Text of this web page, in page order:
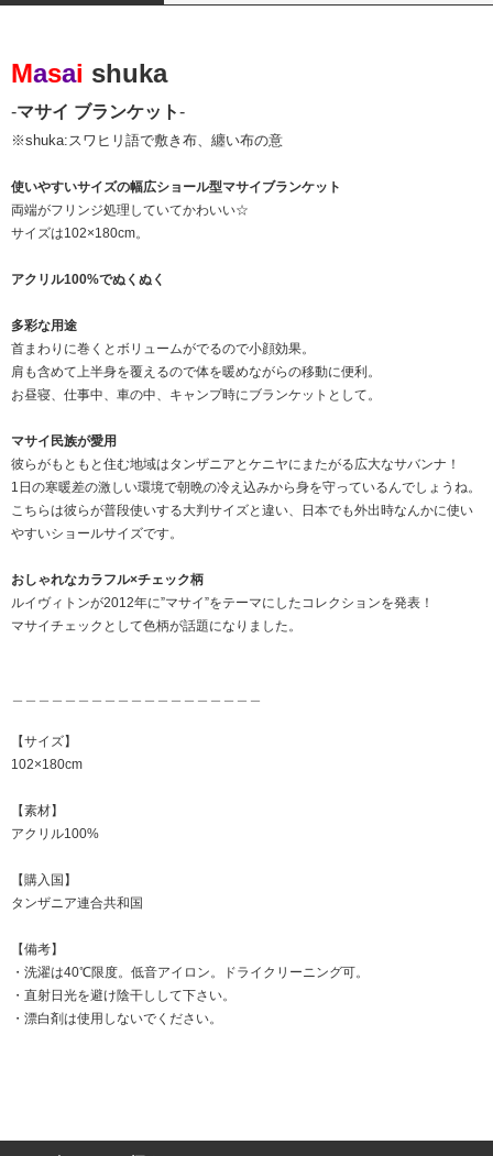
Masai shuka
-マサイ ブランケット-
※shuka:スワヒリ語で敷き布、纏い布の意
使いやすいサイズの幅広ショール型マサイブランケット
両端がフリンジ処理していてかわいい☆
サイズは102×180cm。
アクリル100%でぬくぬく
多彩な用途
首まわりに巻くとボリュームがでるので小顔効果。
肩も含めて上半身を覆えるので体を暖めながらの移動に便利。
お昼寝、仕事中、車の中、キャンプ時にブランケットとして。
マサイ民族が愛用
彼らがもともと住む地域はタンザニアとケニヤにまたがる広大なサバンナ！
1日の寒暖差の激しい環境で朝晩の冷え込みから身を守っているんでしょうね。
こちらは彼らが普段使いする大判サイズと違い、日本でも外出時なんかに使い
やすいショールサイズです。
おしゃれなカラフル×チェック柄
ルイヴィトンが2012年に”マサイ”をテーマにしたコレクションを発表！
マサイチェックとして色柄が話題になりました。
【サイズ】
102×180cm
【素材】
アクリル100%
【購入国】
タンザニア連合共和国
【備考】
・洗濯は40℃限度。低音アイロン。ドライクリーニング可。
・直射日光を避け陰干しして下さい。
・漂白剤は使用しないでください。